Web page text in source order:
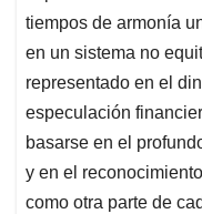
tiempos de armonía
en un sistema no
representado en el
especulación
basarse en el
y en el
como otra parte de